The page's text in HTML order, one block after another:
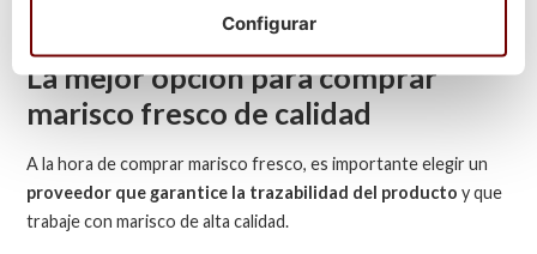
La mejor opción para comprar
marisco fresco de calidad
A la hora de comprar marisco fresco, es importante elegir un
proveedor que garantice la trazabilidad del producto y que
trabaje con marisco de alta calidad.
Configurar